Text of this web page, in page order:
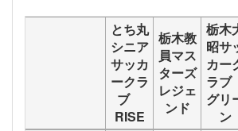
とち丸
シニア
サッカ
ークラ
ブ
RISE
栃木教
員マス
ターズ
レジェ
ンド
栃木
昭サ
カー
ラブ
グリ
ン